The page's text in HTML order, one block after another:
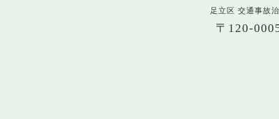
足立区 交通事故
〒120-